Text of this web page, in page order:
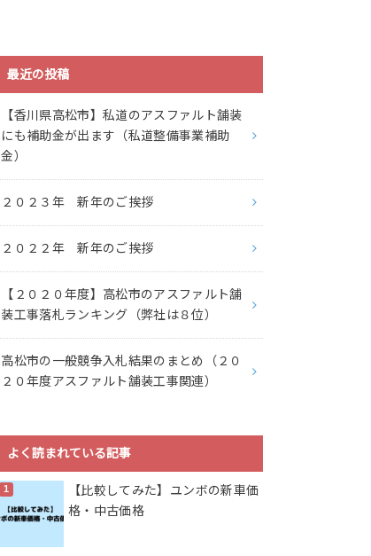
最近の投稿
【香川県高松市】私道のアスファルト舗装
にも補助金が出ます（私道整備事業補助
金）
２０２３年 新年のご挨拶
２０２２年 新年のご挨拶
【２０２０年度】高松市のアスファルト舗
装工事落札ランキング（弊社は８位）
高松市の一般競争入札結果のまとめ（２０
２０年度アスファルト舗装工事関連）
よく読まれている記事
【比較してみた】ユンボの新車価
格・中古価格